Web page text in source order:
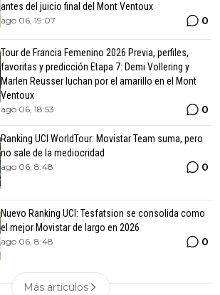
antes del juicio final del Mont Ventoux
ago 06, 19:07 0
Tour de Francia Femenino 2026 Previa, perfiles,
favoritas y predicción Etapa 7: Demi Vollering y
Marlen Reusser luchan por el amarillo en el Mont
Ventoux
ago 06, 18:53 0
Ranking UCI WorldTour: Movistar Team suma, pero
no sale de la mediocridad
ago 06, 8:48 0
Nuevo Ranking UCI: Tesfatsion se consolida como
el mejor Movistar de largo en 2026
ago 06, 8:48 0
Más articulos